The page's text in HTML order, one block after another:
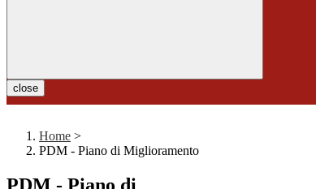
close
Home >
PDM - Piano di Miglioramento